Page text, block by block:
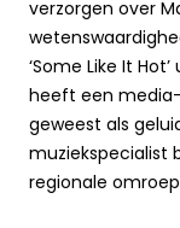
verzorgen over
‘Some Like It
heeft een
geweest als
muziekspecialist
regionale